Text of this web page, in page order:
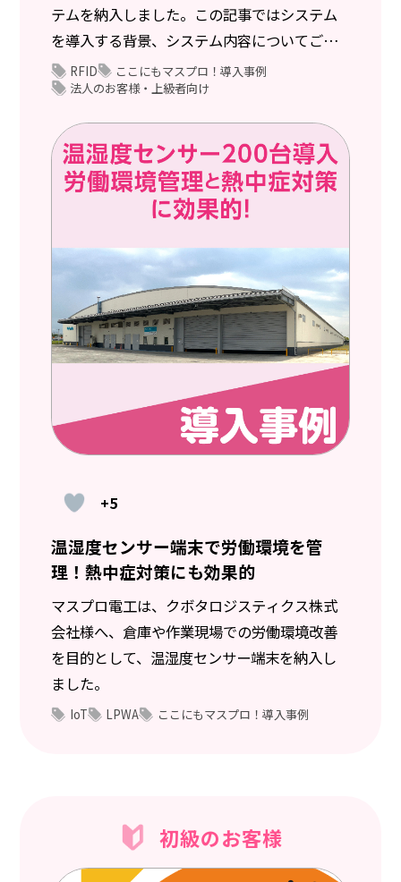
テムを納入しました。この記事ではシステム
を導入する背景、システム内容についてご紹
介します。
RFID
ここにもマスプロ！導入事例
法人のお客様・上級者向け
+5
温湿度センサー端末で労働環境を管
理！熱中症対策にも効果的
マスプロ電工は、クボタロジスティクス株式
会社様へ、倉庫や作業現場での労働環境改善
を目的として、温湿度センサー端末を納入し
ました。
IoT LPWA ここにもマスプロ！導入事例
初級のお客様